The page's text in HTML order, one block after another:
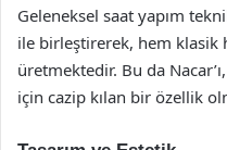
Geleneksel saat yapım
ile birleştirerek, hem klasik
üretmektedir. Bu da
için cazip kılan bir özellik